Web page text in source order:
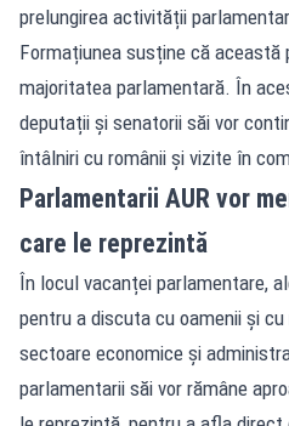
prelungirea activității
Formațiunea susține că
majoritatea parlamentară. În
deputații și senatorii săi vor
întâlniri cu românii și vizite în
Parlamentarii AUR vor
care le reprezintă
În locul vacanței parlamentare,
pentru a discuta cu oamenii și
sectoare economice și
parlamentarii săi vor rămâne